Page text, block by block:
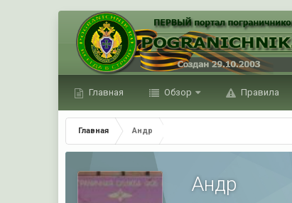
Главная Обзор Правила
Главная Андр
Андр